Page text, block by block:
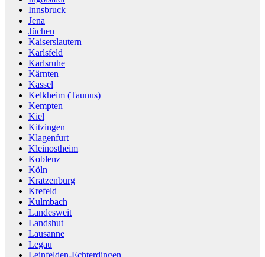
Innsbruck
Jena
Jüchen
Kaiserslautern
Karlsfeld
Karlsruhe
Kärnten
Kassel
Kelkheim (Taunus)
Kempten
Kiel
Kitzingen
Klagenfurt
Kleinostheim
Koblenz
Köln
Kratzenburg
Krefeld
Kulmbach
Landesweit
Landshut
Lausanne
Legau